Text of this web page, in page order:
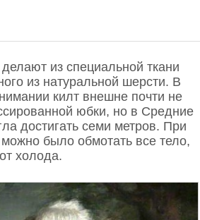
из специальной ткани
из натуральной шерсти. В
килт внешне почти не
юбки, но в Средние
достигать семи метров. При
было обмотать все тело,
холода.